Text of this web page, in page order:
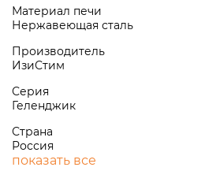
Материал печи
Нержавеющая сталь
Производитель
ИзиСтим
Серия
Геленджик
Страна
Россия
показать все